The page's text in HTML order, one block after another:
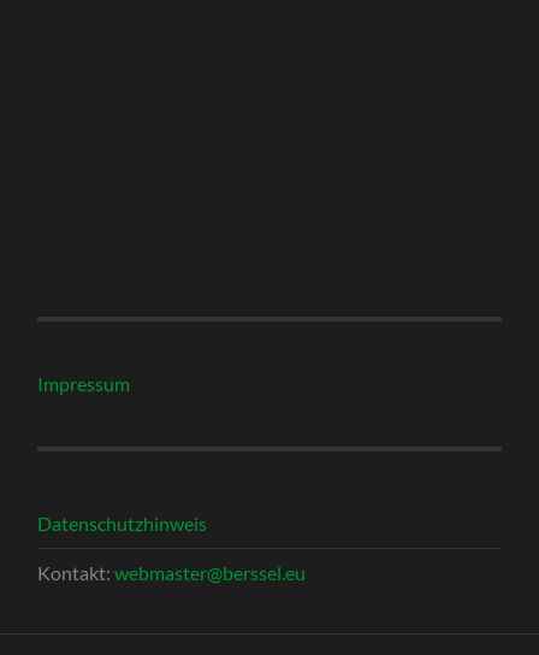
Impressum
Datenschutzhinweis
Kontakt:webmaster@berssel.eu